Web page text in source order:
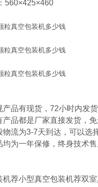
560×425×460
品有现货，72小时内发
品都是厂家直接发货，免
流为3-7天到达，可以选
为一年保修，终身技术售
机荐小型真空包装机荐双